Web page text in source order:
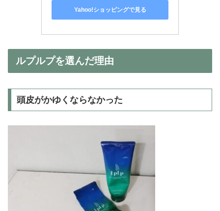
Yahoo!ショッピングで見る
ルプルプを選んだ理由
頭皮がかゆくならなかった